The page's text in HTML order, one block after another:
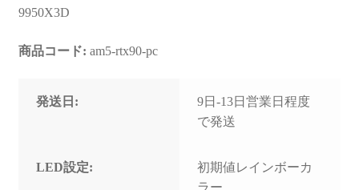
ご使用時にあたって
9950X3D
商品コード: am5-rtx90-pc
発送日:
9日-13日営業日程度
で発送
LED設定:
初期値レインボーカ